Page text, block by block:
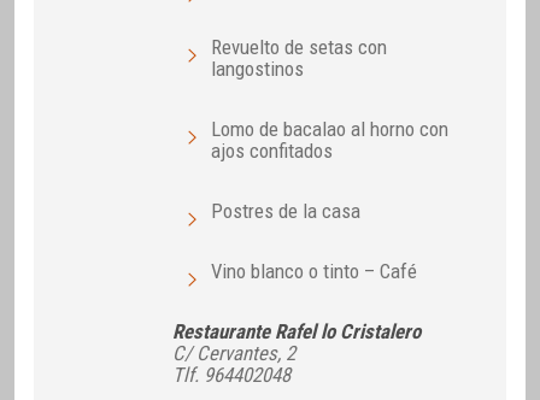
Revuelto de setas con
langostinos
Lomo de bacalao al horno con
ajos confitados
Postres de la casa
Vino blanco o tinto – Café
Restaurante Rafel lo Cristalero
C/ Cervantes, 2
Tlf. 964402048